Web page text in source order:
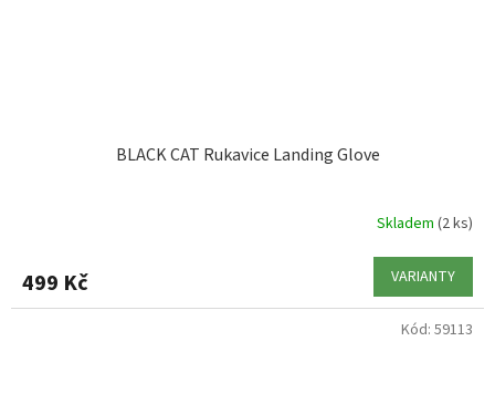
BLACK CAT Rukavice Landing Glove
Skladem (2 ks)
499 Kč VARIANTY
Kód: 59113